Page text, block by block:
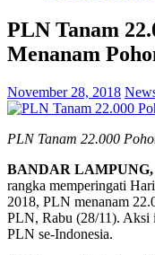
PLN Tanam
Menanam
November 28, 2018
PLN Tanam 22.000
BANDAR LAMPUNG,
rangka memperingati
2018, PLN menanam
PLN, Rabu (28/11). Aksi
PLN se-Indonesia.